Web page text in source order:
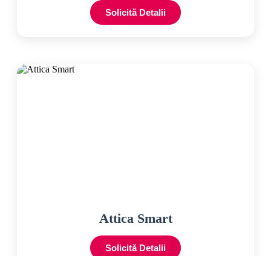
Solicită Detalii
Attica Smart
Solicită Detalii